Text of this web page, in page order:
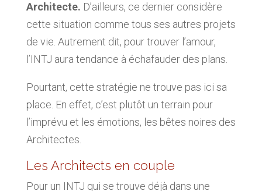
Architecte. D’ailleurs, ce dernier considère
cette situation comme tous ses autres projets
de vie. Autrement dit, pour trouver l’amour,
l’INTJ aura tendance à échafauder des plans.
Pourtant, cette stratégie ne trouve pas ici sa
place. En effet, c’est plutôt un terrain pour
l’imprévu et les émotions, les bêtes noires des
Architectes.
Les Architects en couple
Pour un INTJ qui se trouve déjà dans une